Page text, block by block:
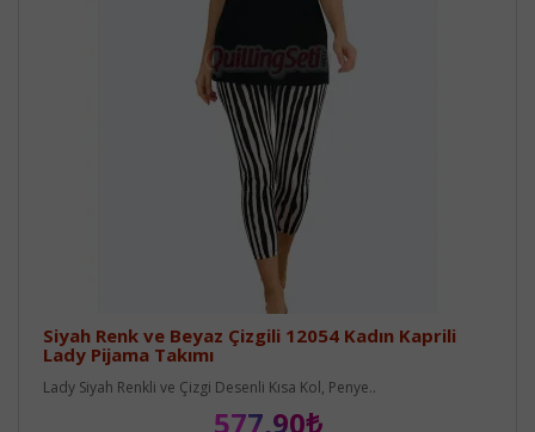
Siyah Renk ve Beyaz Çizgili 12054 Kadın Kaprili
Lady Pijama Takımı
Lady Siyah Renkli ve Çizgi Desenli Kısa Kol, Penye..
577,90₺